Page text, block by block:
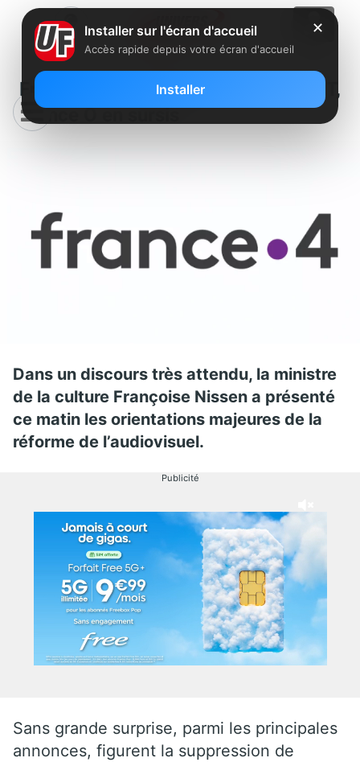
France 4 va disparaître de la TNT,
France Ô en sursis
Dans un discours très attendu, la ministre
de la culture Françoise Nissen a présenté
ce matin les orientations majeures de la
réforme de l’audiovisuel.
Publicité
Sans grande surprise, parmi les principales
annonces, figurent la suppression de
✕
Installer sur l'écran d'accueil
Accès rapide depuis votre écran d'accueil
Installer